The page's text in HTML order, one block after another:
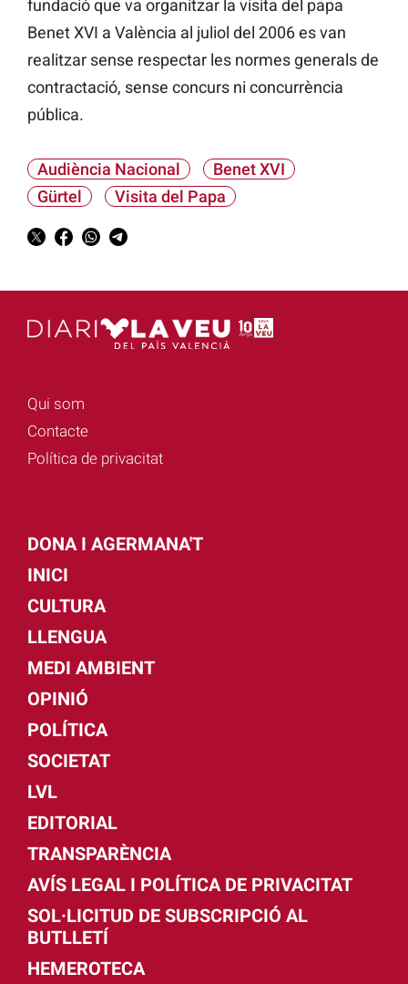
fundació que va organitzar la visita del papa
Benet XVI a València al juliol del 2006 es van
realitzar sense respectar les normes generals de
contractació, sense concurs ni concurrència
pública.
Audiència Nacional
Benet XVI
Gürtel
Visita del Papa
Qui som
Contacte
Política de privacitat
DONA I AGERMANA'T
INICI
CULTURA
LLENGUA
MEDI AMBIENT
OPINIÓ
POLÍTICA
SOCIETAT
LVL
EDITORIAL
TRANSPARÈNCIA
AVÍS LEGAL I POLÍTICA DE PRIVACITAT
SOL·LICITUD DE SUBSCRIPCIÓ AL
BUTLLETÍ
HEMEROTECA